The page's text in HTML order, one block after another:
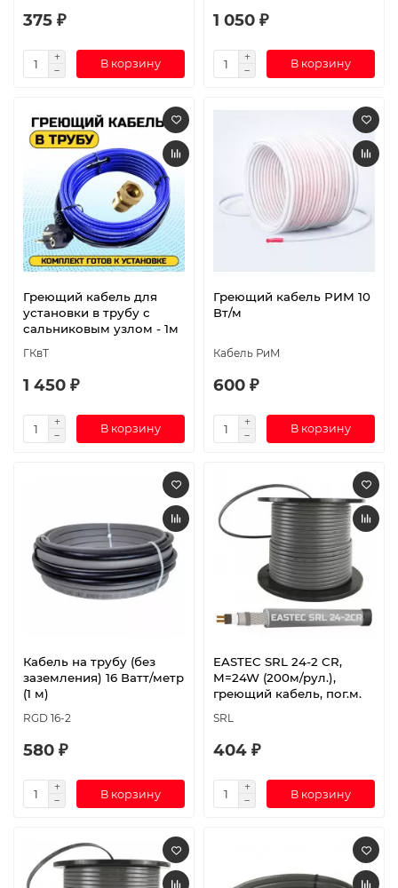
375 ₽
В корзину
1 050 ₽
В корзину
Греющий кабель для
установки в трубу с
сальниковым узлом - 1м
ГКвТ
1 450 ₽
В корзину
Греющий кабель РИМ 10
Вт/м
Кабель РиМ
600 ₽
В корзину
Кабель на трубу (без
заземления) 16 Ватт/метр
(1 м)
RGD 16-2
580 ₽
В корзину
EASTEC SRL 24-2 CR,
M=24W (200м/рул.),
греющий кабель, пог.м.
SRL
404 ₽
В корзину